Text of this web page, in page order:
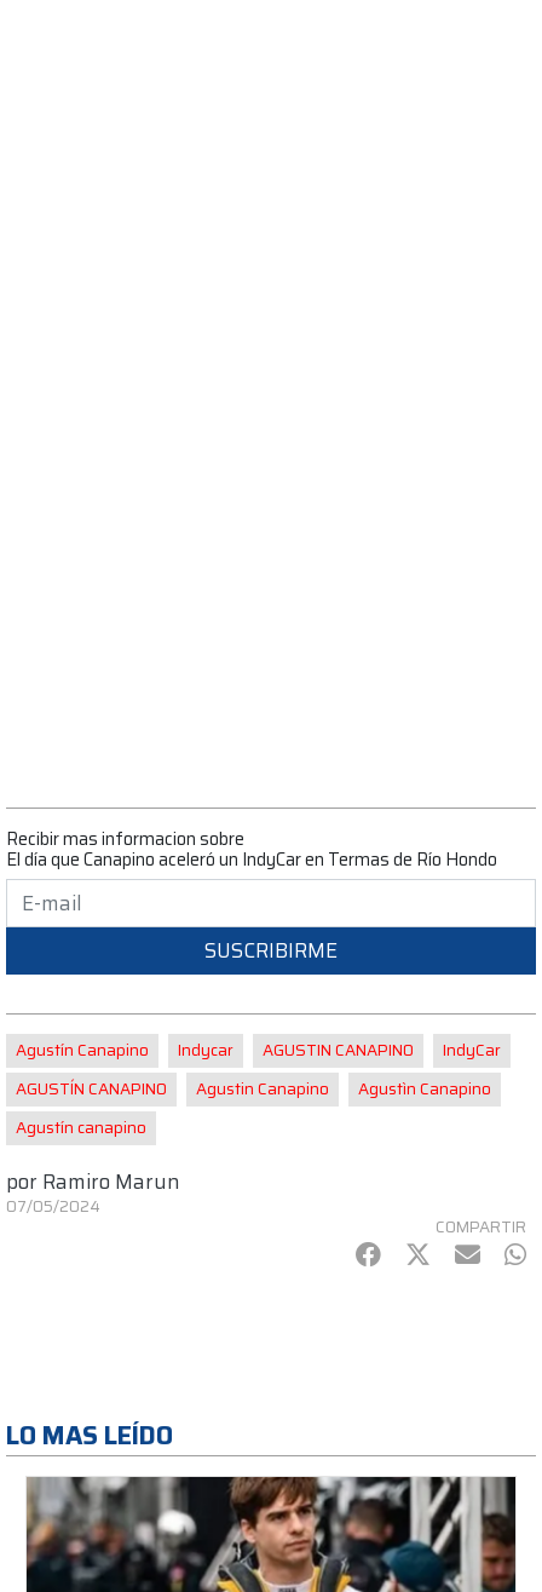
Recibir mas informacion sobre
El día que Canapino aceleró un IndyCar en Termas de Río Hondo
SUSCRIBIRME
Agustín Canapino Indycar AGUSTIN CANAPINO
IndyCar
AGUSTÍN CANAPINO
Agustin Canapino
Agustìn Canapino
Agustín canapino
por Ramiro Marun
07/05/2024
COMPARTIR
Facebook
Twitter
mail
LO MAS LEÍDO